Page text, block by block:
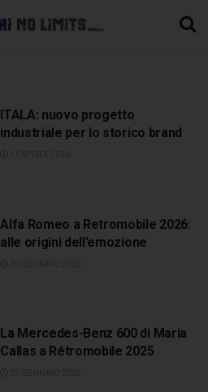
ITALA: nuovo progetto
industriale per lo storico brand
Alfa Romeo a Retromobile 2026:
alle origini dell’emozione
La Mercedes-Benz 600 di Maria
Callas a Rétromobile 2025